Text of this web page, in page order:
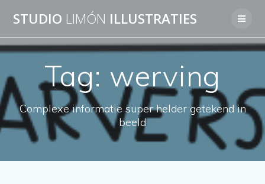
to
STUDIO LIMÓN ILLUSTRATIES
Tag: werving
Complexe informatie super helder getekend in
beeld